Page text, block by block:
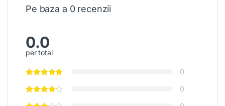
Pe baza a 0 recenzii
0.0
per total
0
0